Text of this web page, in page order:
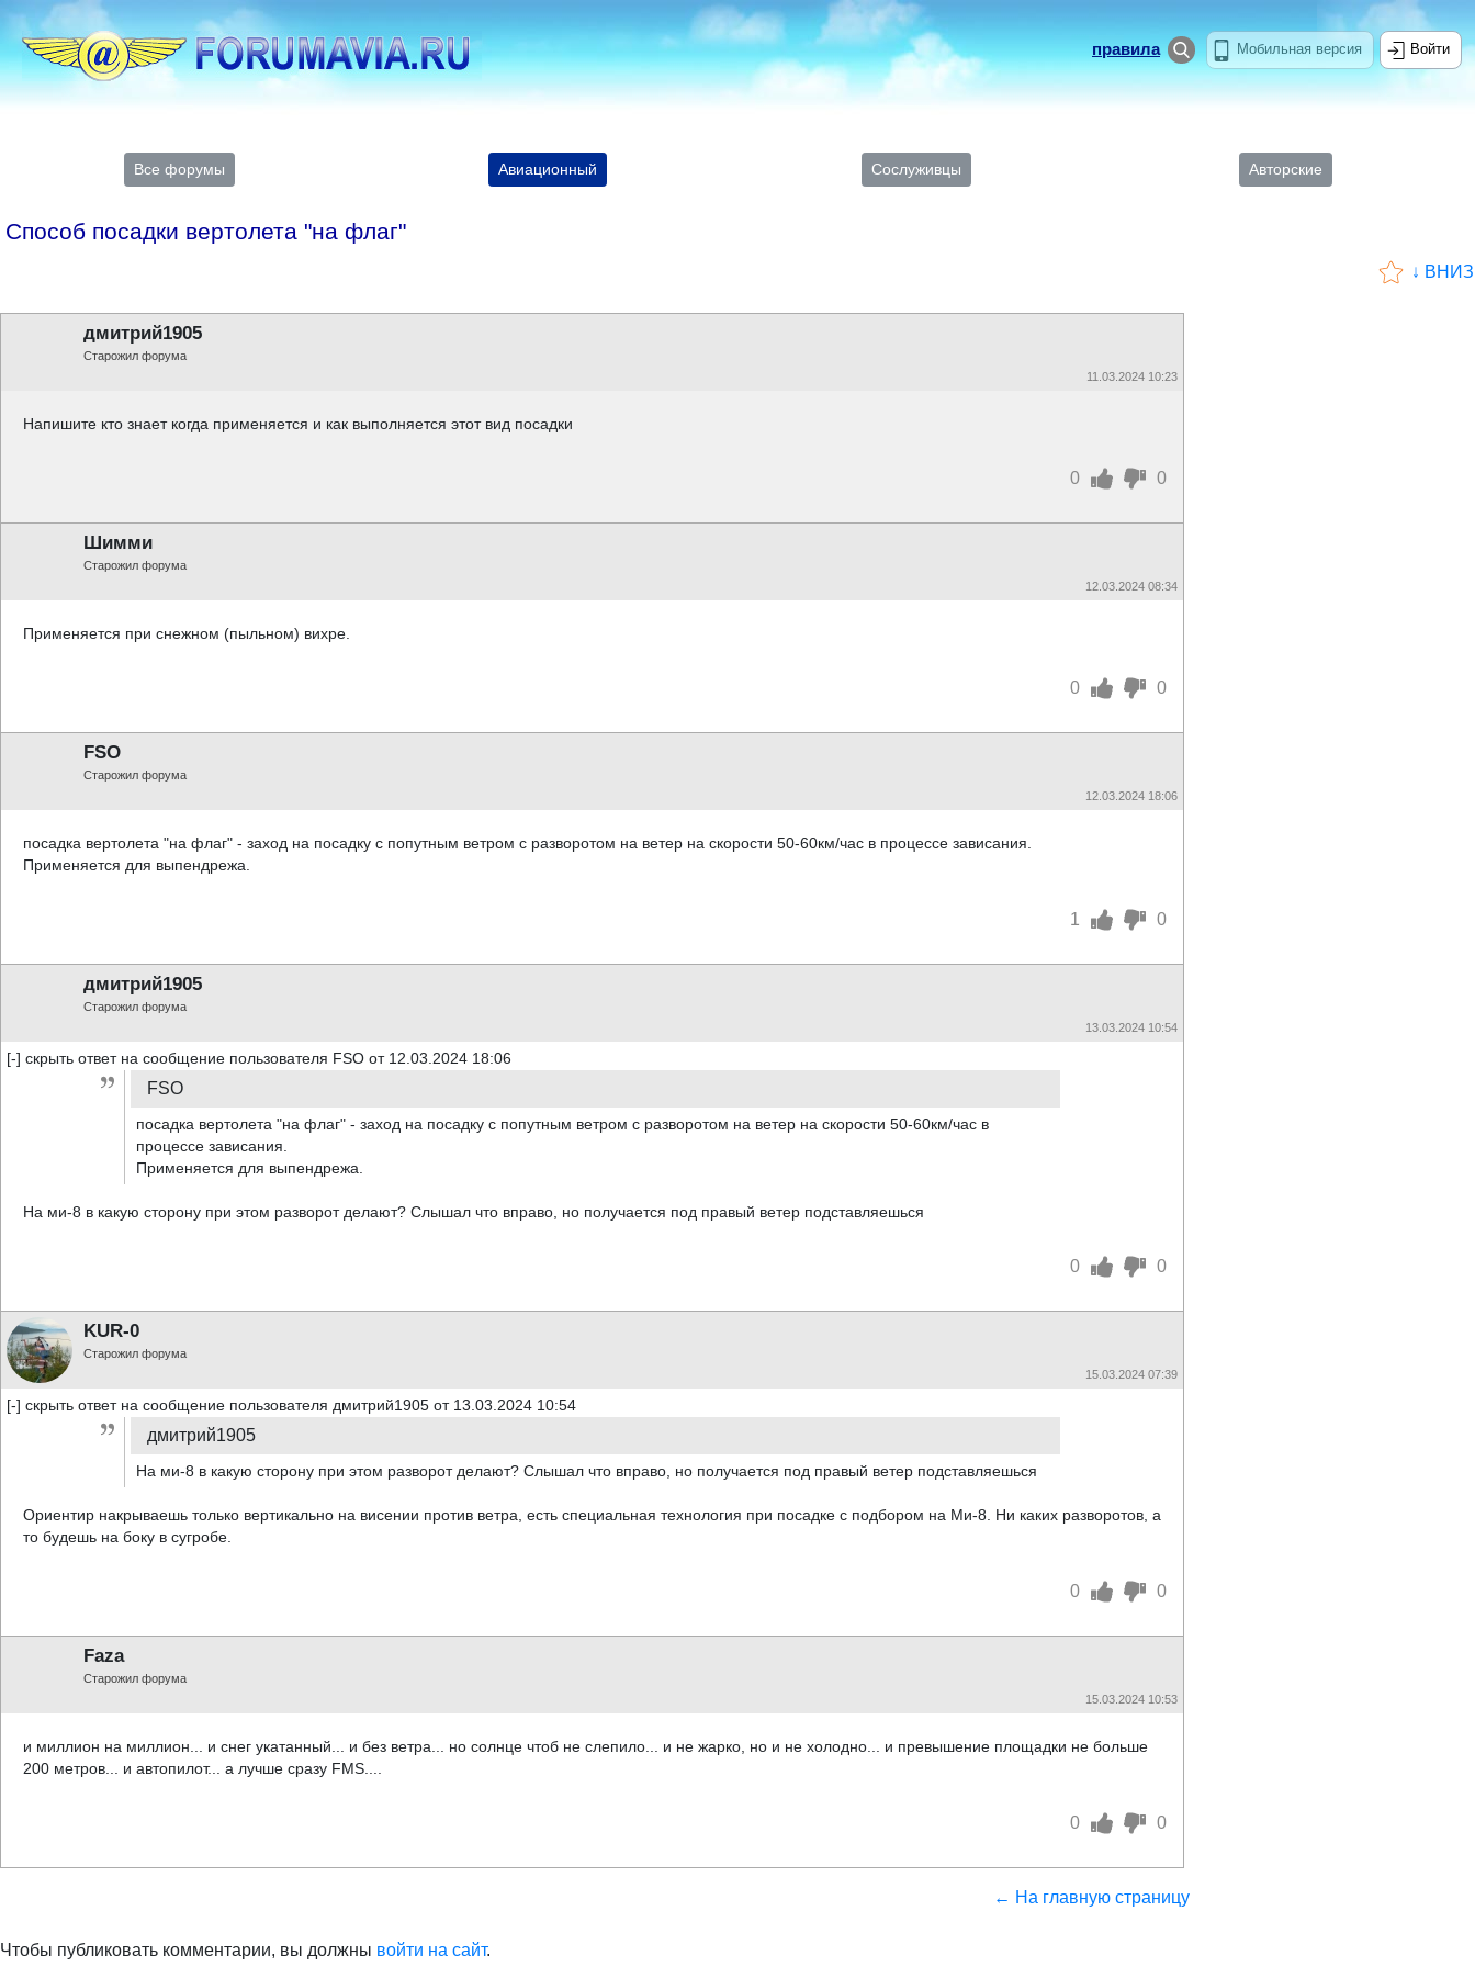
Мобильная версия
правила Войти
Все форумы Авиационный Сослуживцы Авторские
Способ посадки вертолета "на флаг"
↓ ВНИЗ
дмитрий1905
Старожил форума
11.03.2024 10:23
Напишите кто знает когда применяется и как выполняется этот вид посадки
0 0
Шимми
Старожил форума
12.03.2024 08:34
Применяется при снежном (пыльном) вихре.
0 0
FSO
Старожил форума
12.03.2024 18:06
посадка вертолета "на флаг" - заход на посадку с попутным ветром с разворотом на ветер на скорости 50-60км/час в процессе зависания.
Применяется для выпендрежа.
1 0
дмитрий1905
Старожил форума
13.03.2024 10:54
[-] скрыть ответ на сообщение пользователя FSO от 12.03.2024 18:06
FSO
посадка вертолета "на флаг" - заход на посадку с попутным ветром с разворотом на ветер на скорости 50-60км/час в
процессе зависания.
Применяется для выпендрежа.
На ми-8 в какую сторону при этом разворот делают? Слышал что вправо, но получается под правый ветер подставляешься
0 0
KUR-0
Старожил форума
15.03.2024 07:39
[-] скрыть ответ на сообщение пользователя дмитрий1905 от 13.03.2024 10:54
дмитрий1905
На ми-8 в какую сторону при этом разворот делают? Слышал что вправо, но получается под правый ветер подставляешься
Ориентир накрываешь только вертикально на висении против ветра, есть специальная технология при посадке с подбором на Ми-8. Ни каких разворотов, а
то будешь на боку в сугробе.
0 0
Faza
Старожил форума
15.03.2024 10:53
и миллион на миллион... и снег укатанный... и без ветра... но солнце чтоб не слепило... и не жарко, но и не холодно... и превышение площадки не больше
200 метров... и автопилот... а лучше сразу FMS....
0 0
← На главную страницу
Чтобы публиковать комментарии, вы должны войти на сайт.